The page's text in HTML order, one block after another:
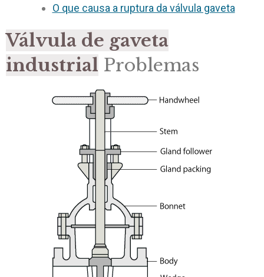
O que causa a ruptura da válvula gaveta
Válvula de gaveta
industrial Problemas